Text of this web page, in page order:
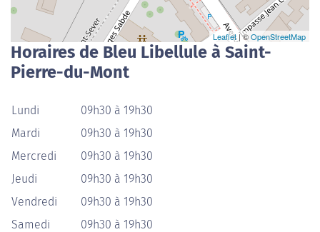
Leaflet| ©OpenStreetMap
Horaires de Bleu Libellule à Saint-
Pierre-du-Mont
Lundi
09h30 à 19h30
Mardi
09h30 à 19h30
Mercredi
09h30 à 19h30
Jeudi
09h30 à 19h30
Vendredi
09h30 à 19h30
Samedi
09h30 à 19h30